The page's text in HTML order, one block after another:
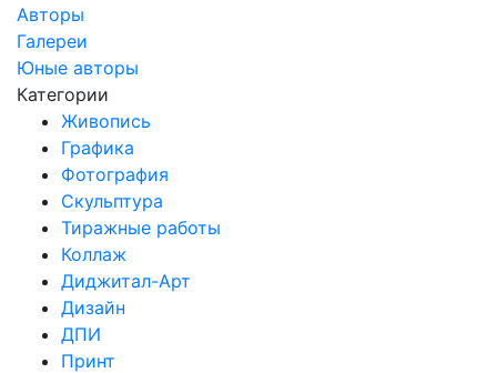
Авторы
Галереи
Юные авторы
Категории
Живопись
Графика
Фотография
Скульптура
Тиражные работы
Коллаж
Диджитал-Арт
Дизайн
ДПИ
Принт